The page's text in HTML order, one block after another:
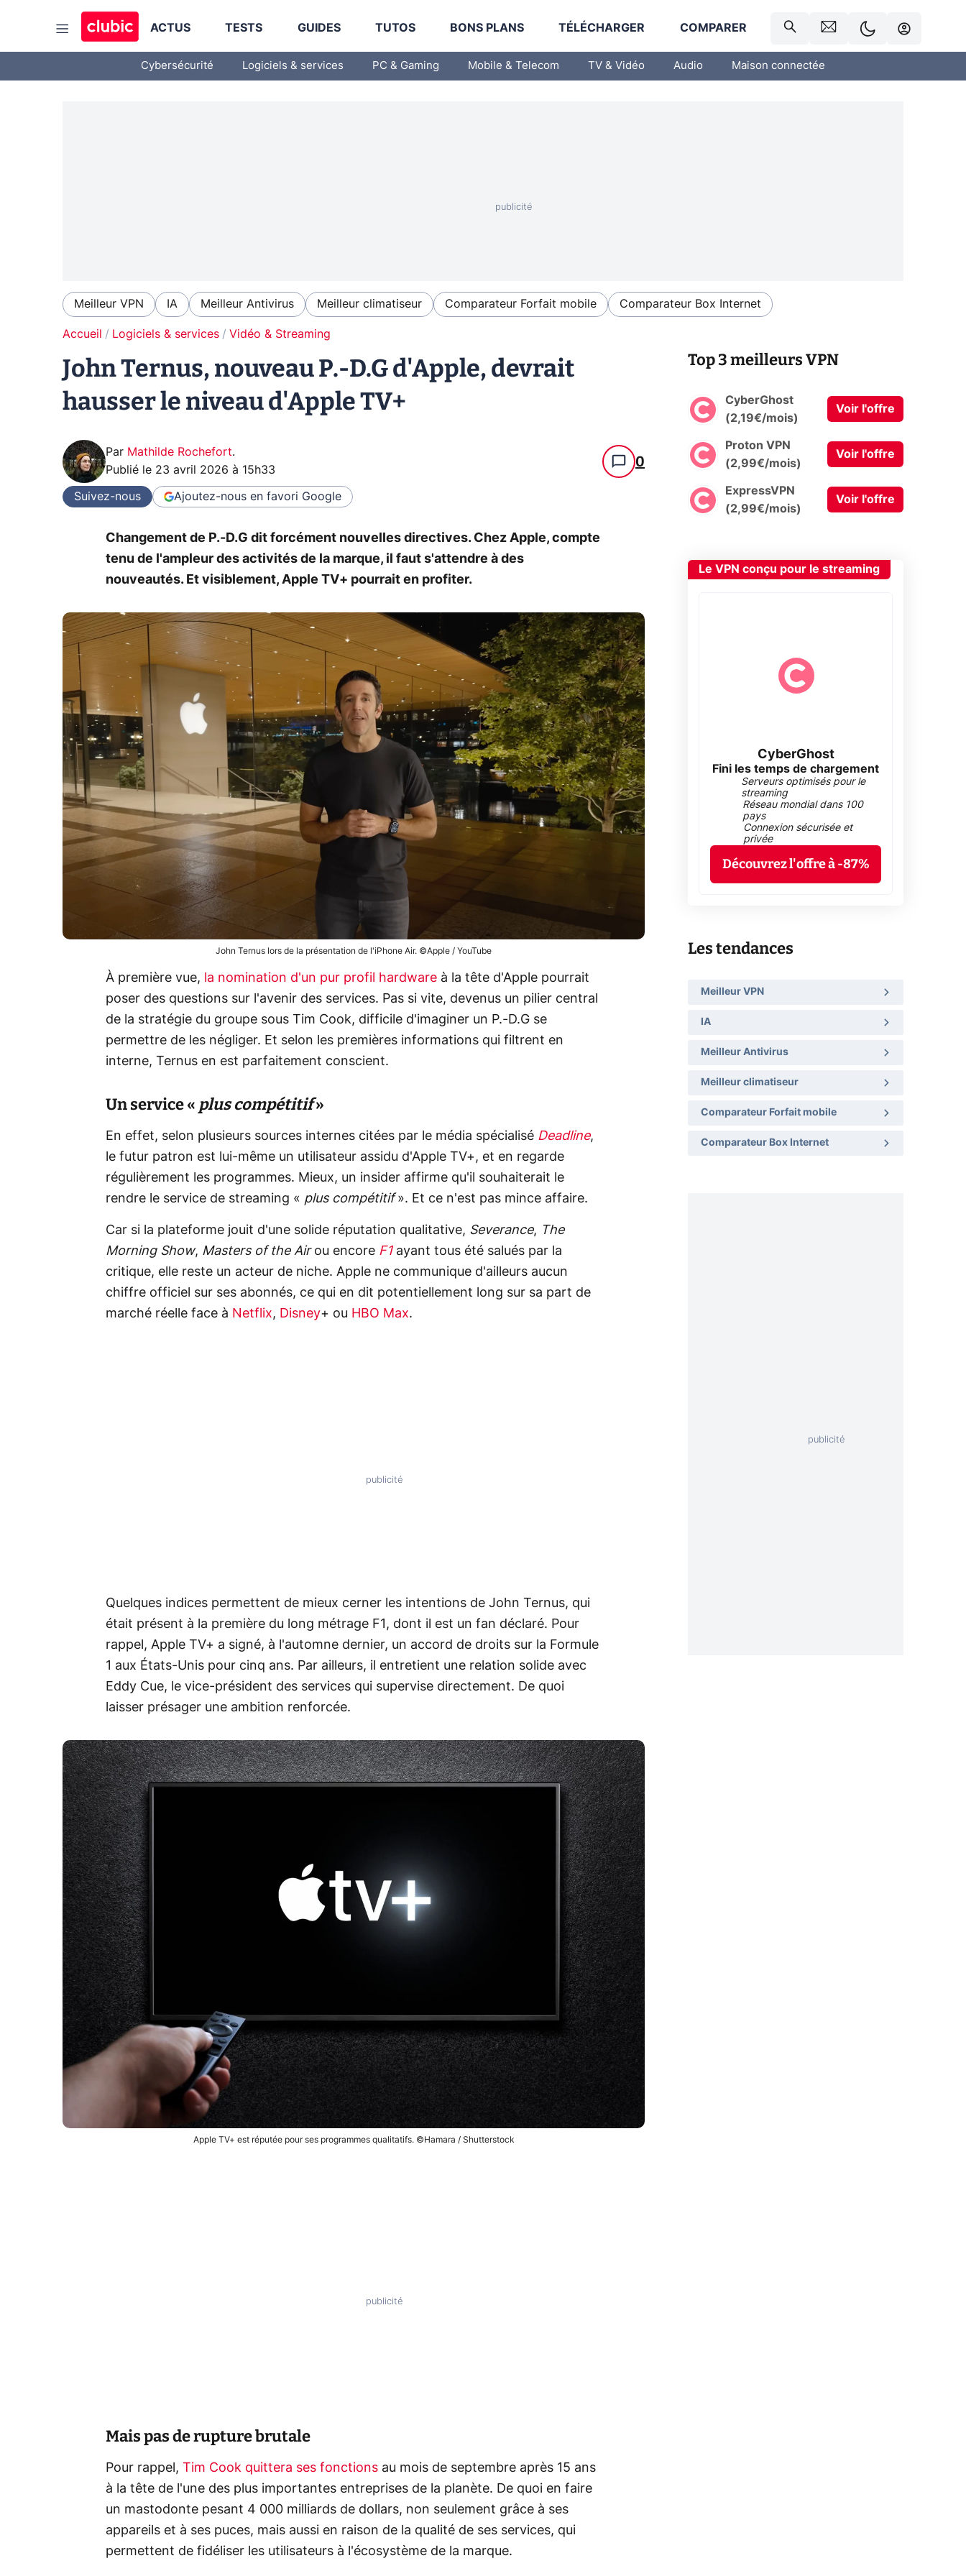
ACTUS TESTS GUIDES TUTOS BONS PLANS TÉLÉCHARGER COMPARER
Cybersécurité Logiciels & services PC & Gaming Mobile & Telecom TV & Vidéo Audio Maison connectée
Meilleur VPN IA Meilleur Antivirus Meilleur climatiseur Comparateur Forfait mobile Comparateur Box Internet
Accueil Logiciels & services Vidéo & Streaming
John Ternus, nouveau P.-D.G d'Apple, devrait
hausser le niveau d'Apple TV+
Par Mathilde Rochefort.
Publié le 23 avril 2026 à 15h33 0
Suivez-nous Ajoutez-nous en favori Google
Changement de P.-D.G dit forcément nouvelles directives. Chez Apple, compte
tenu de l'ampleur des activités de la marque, il faut s'attendre à des
nouveautés. Et visiblement, Apple TV+ pourrait en profiter.
John Ternus lors de la présentation de l'iPhone Air. ©Apple / YouTube
À première vue, la nomination d'un pur profil hardware à la tête d'Apple pourrait
poser des questions sur l'avenir des services. Pas si vite, devenus un pilier central
de la stratégie du groupe sous Tim Cook, difficile d'imaginer un P.-D.G se
permettre de les négliger. Et selon les premières informations qui filtrent en
interne, Ternus en est parfaitement conscient.
Un service « plus compétitif»
En effet, selon plusieurs sources internes citées par le média spécialisé Deadline,
le futur patron est lui-même un utilisateur assidu d'Apple TV+, et en regarde
régulièrement les programmes. Mieux, un insider affirme qu'il souhaiterait le
rendre le service de streaming « plus compétitif ». Et ce n'est pas mince affaire.
Car si la plateforme jouit d'une solide réputation qualitative, Severance,
The
Morning Show, Masters of the Airou encore F1ayant tous été salués par la
critique, elle reste un acteur de niche. Apple ne communique d'ailleurs aucun
chiffre officiel sur ses abonnés, ce qui en dit potentiellement long sur sa part de
marché réelle face à Netflix, Disney+ ou HBO Max.
Quelques indices permettent de mieux cerner les intentions de John Ternus, qui
était présent à la première du long métrage F1, dont il est un fan déclaré. Pour
rappel, Apple TV+ a signé, à l'automne dernier, un accord de droits sur la Formule
1 aux États-Unis pour cinq ans. Par ailleurs, il entretient une relation solide avec
Eddy Cue, le vice-président des services qui supervise directement. De quoi
laisser présager une ambition renforcée.
Apple TV+ est réputée pour ses programmes qualitatifs. ©Hamara / Shutterstock
Mais pas de rupture brutale
Pour rappel, Tim Cook quittera ses fonctions au mois de septembre après 15 ans
à la tête de l'une des plus importantes entreprises de la planète. De quoi en faire
un mastodonte pesant 4 000 milliards de dollars, non seulement grâce à ses
appareils et à ses puces, mais aussi en raison de la qualité de ses services, qui
permettent de fidéliser les utilisateurs à l'écosystème de la marque.
Top 3 meilleurs VPN
CyberGhost
(2,19€/mois)
Voir l'offre
Proton VPN
(2,99€/mois)
Voir l'offre
ExpressVPN
(2,99€/mois)
Voir l'offre
Le VPN conçu pour le streaming
CyberGhost
Fini les temps de chargement
Serveurs optimisés pour le
streaming
Réseau mondial dans 100
pays
Connexion sécurisée et
privée
Découvrez l'offre à -87%
Les tendances
Meilleur VPN
IA
Meilleur Antivirus
Meilleur climatiseur
Comparateur Forfait mobile
Comparateur Box Internet